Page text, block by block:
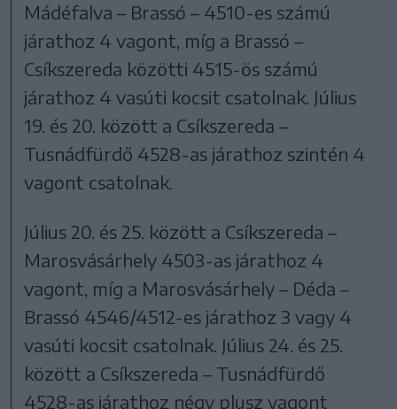
Mádéfalva – Brassó – 4510-es számú
járathoz 4 vagont, míg a Brassó –
Csíkszereda közötti 4515-ös számú
járathoz 4 vasúti kocsit csatolnak. Július
19. és 20. között a Csíkszereda –
Tusnádfürdő 4528-as járathoz szintén 4
vagont csatolnak.
Július 20. és 25. között a Csíkszereda –
Marosvásárhely 4503-as járathoz 4
vagont, míg a Marosvásárhely – Déda –
Brassó 4546/4512-es járathoz 3 vagy 4
vasúti kocsit csatolnak. Július 24. és 25.
között a Csíkszereda – Tusnádfürdő
4528-as járathoz négy plusz vagont